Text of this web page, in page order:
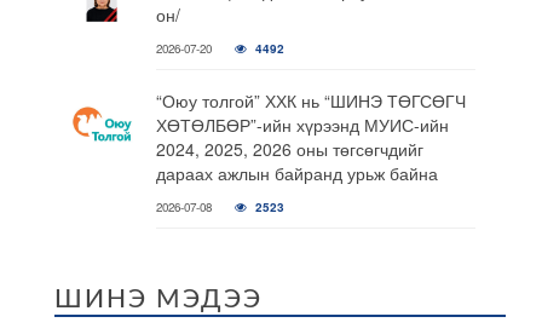
он/
2026-07-20 4492
“Оюу толгой” ХХК нь “ШИНЭ ТӨГСӨГЧ
ХӨТӨЛБӨР”-ийн хүрээнд МУИС-ийн
2024, 2025, 2026 оны төгсөгчдийг
дараах ажлын байранд урьж байна
2026-07-08 2523
ШИНЭ МЭДЭЭ